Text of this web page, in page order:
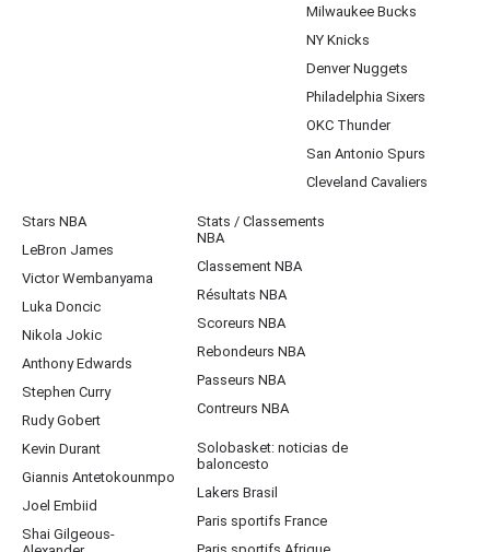
Milwaukee Bucks
NY Knicks
Denver Nuggets
Philadelphia Sixers
OKC Thunder
San Antonio Spurs
Cleveland Cavaliers
Stars NBA
LeBron James
Victor Wembanyama
Luka Doncic
Nikola Jokic
Anthony Edwards
Stephen Curry
Rudy Gobert
Kevin Durant
Giannis Antetokounmpo
Joel Embiid
Shai Gilgeous-
Stats / Classements
NBA
Classement NBA
Résultats NBA
Scoreurs NBA
Rebondeurs NBA
Passeurs NBA
Contreurs NBA
Solobasket: noticias de
baloncesto
Lakers Brasil
Paris sportifs France